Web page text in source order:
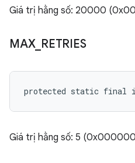
Giá trị hằng số: 20000
MAX_ RETRIES
protected static final int
Giá trị hằng số: 5